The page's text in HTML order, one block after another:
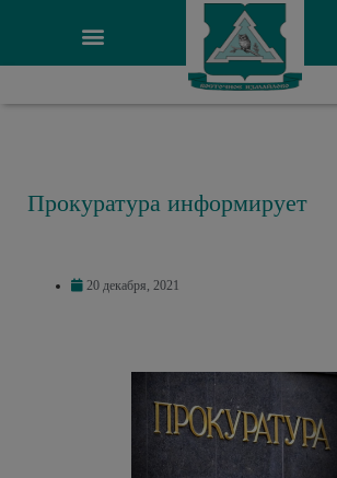
Прокуратура информирует
20 декабря, 2021